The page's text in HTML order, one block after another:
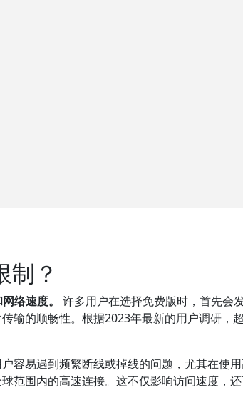
制？
络速度。
许多用户在选择免费版时，首先会
输的顺畅性。根据2023年最新的用户调研，
容易遇到频繁断线或掉线的问题，尤其在使
范围内的高速连接。这不仅影响访问速度，